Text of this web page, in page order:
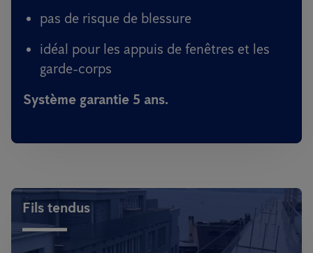
pas de risque de blessure
idéal pour les appuis de fenêtres et les
garde-corps
Système garantie 5 ans.
Fils tendus